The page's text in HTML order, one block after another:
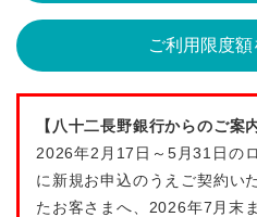
ご利用限度
【八十二長野銀行からのご案内
2026年2月17日～5月31日の
に新規お申込のうえご契約い
たお客さまへ、2026年7月末